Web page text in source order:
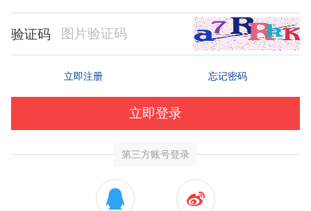
验证码
立即注册 忘记密码
立即登录
第三方账号登录